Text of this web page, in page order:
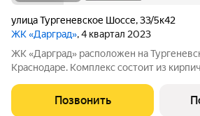
улица Тургеневское Шоссе,33/5к42
ЖК «Дарград», 4 квартал 2023
ЖК «Дарград» расположен на
Краснодаре. Комплекс состоит из
В комплексе представлены квартиры от
трёхкомнатных с предчистовой
Позвонить